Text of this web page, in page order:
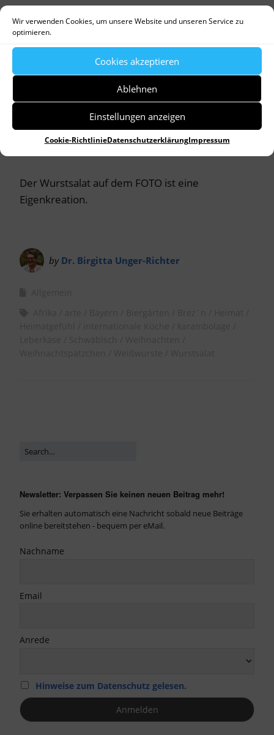
Wir verwenden Cookies, um unsere Website und unseren Service zu
optimieren.
Cookies akzeptieren
Ablehnen
Einstellungen anzeigen
Cookie-RichtlinieDatenschutzerklärungImpressum
würde. Dann müssen wir uns nur noch einigen,
wie wir die Wurst für den gemeinsamen
Haben sie auch Dinge, die sie vermissen? Die bei
ihnen kulinarische Heimatgefühle erzeugen? Und
auf die sie ungern verzichten? Schreiben sie mir
Der Wurstsalat auf dem FOTO ist eine
Eigenkreation.
by Dr. Birgitta Unger-Richter
Newsletter: Verpassen Sie keinen neuen Beitrag mehr!
Sie erhalten automatisch eine Nachricht sobald neue Beiträge
online bereitstehen - bequem per eMail.
Nachname
Email
Anrede
Hinweise zum Datenschutz gelesen.